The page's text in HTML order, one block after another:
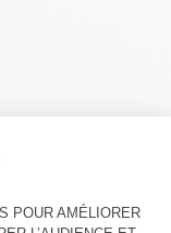
S
et le vendredi 14